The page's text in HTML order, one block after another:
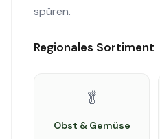
spüren.
Regionales Sortiment
🥬
Obst & Gemüse